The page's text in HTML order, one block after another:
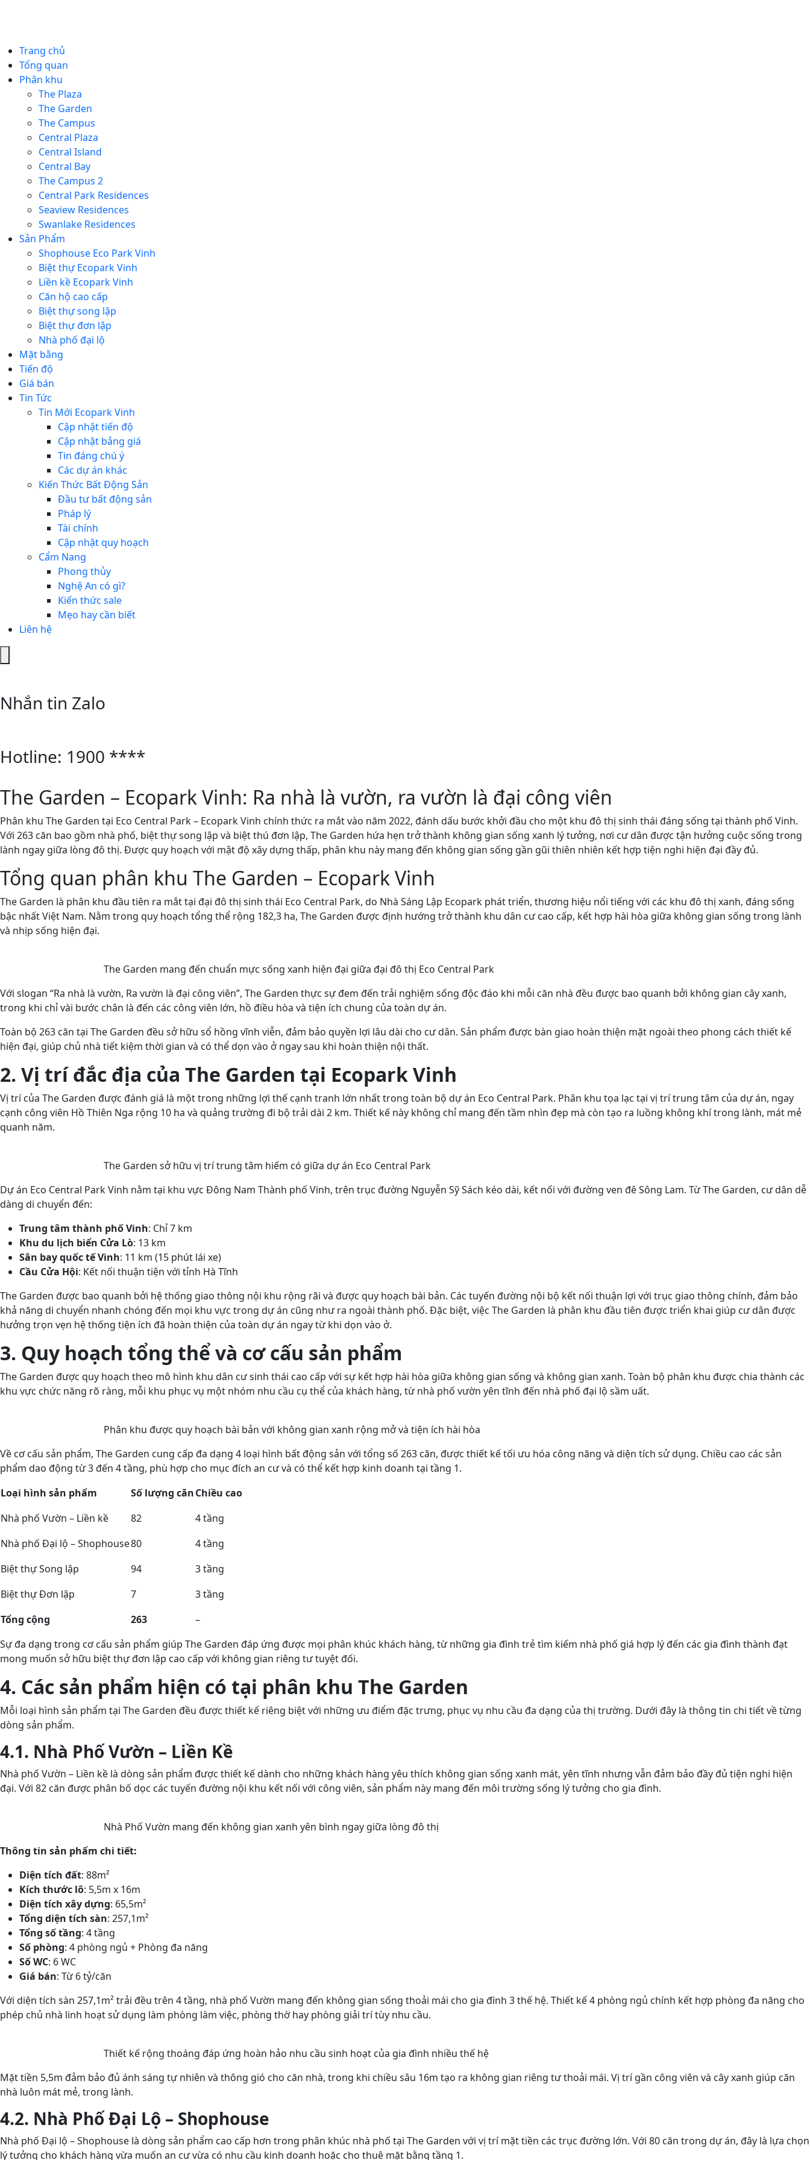
Trang chủ
Tổng quan
Phân khu
The Plaza
The Garden
The Campus
Central Plaza
Central Island
Central Bay
The Campus 2
Central Park Residences
Seaview Residences
Swanlake Residences
Sản Phẩm
Shophouse Eco Park Vinh
Biệt thự Ecopark Vinh
Liền kề Ecopark Vinh
Căn hộ cao cấp
Biệt thự song lập
Biệt thự đơn lập
Nhà phố đại lộ
Mặt bằng
Tiến độ
Giá bán
Tin Tức
Tin Mới Ecopark Vinh
Cập nhật tiến độ
Cập nhật bảng giá
Tin đáng chú ý
Các dự án khác
Kiến Thức Bất Động Sản
Đầu tư bất động sản
Pháp lý
Tài chính
Cập nhật quy hoạch
Cẩm Nang
Phong thủy
Nghệ An có gì?
Kiến thức sale
Mẹo hay cần biết
Liên hệ
Nhắn tin Zalo
Hotline: 1900 ****
The Garden – Ecopark Vinh: Ra nhà là vườn, ra vườn là đại công viên
Phân khu The Garden tại Eco Central Park – Ecopark Vinh chính thức ra mắt vào năm 2022, đánh dấu bước khởi đầu cho một khu đô thị sinh thái đáng sống tại thành phố Vinh.
Với 263 căn bao gồm nhà phố, biệt thự song lập và biệt thú đơn lập, The Garden hứa hẹn trở thành không gian sống xanh lý tưởng, nơi cư dân được tận hưởng cuộc sống trong
lành ngay giữa lòng đô thị. Được quy hoạch với mật độ xây dựng thấp, phân khu này mang đến không gian sống gần gũi thiên nhiên kết hợp tiện nghi hiện đại đầy đủ.
Tổng quan phân khu The Garden – Ecopark Vinh
The Garden là phân khu đầu tiên ra mắt tại đại đô thị sinh thái Eco Central Park, do Nhà Sáng Lập Ecopark phát triển, thương hiệu nổi tiếng với các khu đô thị xanh, đáng sống
bậc nhất Việt Nam. Nằm trong quy hoạch tổng thể rộng 182,3 ha, The Garden được định hướng trở thành khu dân cư cao cấp, kết hợp hài hòa giữa không gian sống trong lành
và nhịp sống hiện đại.
The Garden mang đến chuẩn mực sống xanh hiện đại giữa đại đô thị Eco Central Park
Với slogan “Ra nhà là vườn, Ra vườn là đại công viên”, The Garden thực sự đem đến trải nghiệm sống độc đáo khi mỗi căn nhà đều được bao quanh bởi không gian cây xanh,
trong khi chỉ vài bước chân là đến các công viên lớn, hồ điều hòa và tiện ích chung của toàn dự án.
Toàn bộ 263 căn tại The Garden đều sở hữu sổ hồng vĩnh viễn, đảm bảo quyền lợi lâu dài cho cư dân. Sản phẩm được bàn giao hoàn thiện mặt ngoài theo phong cách thiết kế
hiện đại, giúp chủ nhà tiết kiệm thời gian và có thể dọn vào ở ngay sau khi hoàn thiện nội thất.
2. Vị trí đắc địa của The Garden tại Ecopark Vinh
Vị trí của The Garden được đánh giá là một trong những lợi thế cạnh tranh lớn nhất trong toàn bộ dự án Eco Central Park. Phân khu tọa lạc tại vị trí trung tâm của dự án, ngay
cạnh công viên Hồ Thiên Nga rộng 10 ha và quảng trường đi bộ trải dài 2 km. Thiết kế này không chỉ mang đến tầm nhìn đẹp mà còn tạo ra luồng không khí trong lành, mát mẻ
quanh năm.
The Garden sở hữu vị trí trung tâm hiếm có giữa dự án Eco Central Park
Dự án Eco Central Park Vinh nằm tại khu vực Đông Nam Thành phố Vinh, trên trục đường Nguyễn Sỹ Sách kéo dài, kết nối với đường ven đê Sông Lam. Từ The Garden, cư dân dễ
dàng di chuyển đến:
Trung tâm thành phố Vinh: Chỉ 7 km
Khu du lịch biển Cửa Lò: 13 km
Sân bay quốc tế Vinh: 11 km (15 phút lái xe)
Cầu Cửa Hội: Kết nối thuận tiện với tỉnh Hà Tĩnh
The Garden được bao quanh bởi hệ thống giao thông nội khu rộng rãi và được quy hoạch bài bản. Các tuyến đường nội bộ kết nối thuận lợi với trục giao thông chính, đảm bảo
khả năng di chuyển nhanh chóng đến mọi khu vực trong dự án cũng như ra ngoài thành phố. Đặc biệt, việc The Garden là phân khu đầu tiên được triển khai giúp cư dân được
hưởng trọn vẹn hệ thống tiện ích đã hoàn thiện của toàn dự án ngay từ khi dọn vào ở.
3. Quy hoạch tổng thể và cơ cấu sản phẩm
The Garden được quy hoạch theo mô hình khu dân cư sinh thái cao cấp với sự kết hợp hài hòa giữa không gian sống và không gian xanh. Toàn bộ phân khu được chia thành các
khu vực chức năng rõ ràng, mỗi khu phục vụ một nhóm nhu cầu cụ thể của khách hàng, từ nhà phố vườn yên tĩnh đến nhà phố đại lộ sầm uất.
Phân khu được quy hoạch bài bản với không gian xanh rộng mở và tiện ích hài hòa
Về cơ cấu sản phẩm, The Garden cung cấp đa dạng 4 loại hình bất động sản với tổng số 263 căn, được thiết kế tối ưu hóa công năng và diện tích sử dụng. Chiều cao các sản
phẩm dao động từ 3 đến 4 tầng, phù hợp cho mục đích an cư và có thể kết hợp kinh doanh tại tầng 1.
Loại hình sản phẩm
Số lượng cănChiều cao
Nhà phố Vườn – Liền kề
82
4 tầng
Nhà phố Đại lộ – Shophouse80
4 tầng
Biệt thự Song lập
94
3 tầng
Biệt thự Đơn lập
7
3 tầng
Tổng cộng
263
–
Sự đa dạng trong cơ cấu sản phẩm giúp The Garden đáp ứng được mọi phân khúc khách hàng, từ những gia đình trẻ tìm kiếm nhà phố giá hợp lý đến các gia đình thành đạt
mong muốn sở hữu biệt thự đơn lập cao cấp với không gian riêng tư tuyệt đối.
4. Các sản phẩm hiện có tại phân khu The Garden
Mỗi loại hình sản phẩm tại The Garden đều được thiết kế riêng biệt với những ưu điểm đặc trưng, phục vụ nhu cầu đa dạng của thị trường. Dưới đây là thông tin chi tiết về từng
dòng sản phẩm.
4.1. Nhà Phố Vườn – Liền Kề
Nhà phố Vườn – Liền kề là dòng sản phẩm được thiết kế dành cho những khách hàng yêu thích không gian sống xanh mát, yên tĩnh nhưng vẫn đảm bảo đầy đủ tiện nghi hiện
đại. Với 82 căn được phân bố dọc các tuyến đường nội khu kết nối với công viên, sản phẩm này mang đến môi trường sống lý tưởng cho gia đình.
Nhà Phố Vườn mang đến không gian xanh yên bình ngay giữa lòng đô thị
Thông tin sản phẩm chi tiết:
Diện tích đất: 88m²
Kích thước lô: 5,5m x 16m
Diện tích xây dựng: 65,5m²
Tổng diện tích sàn: 257,1m²
Tổng số tầng: 4 tầng
Số phòng: 4 phòng ngủ + Phòng đa năng
Số WC: 6 WC
Giá bán: Từ 6 tỷ/căn
Với diện tích sàn 257,1m² trải đều trên 4 tầng, nhà phố Vườn mang đến không gian sống thoải mái cho gia đình 3 thế hệ. Thiết kế 4 phòng ngủ chính kết hợp phòng đa năng cho
phép chủ nhà linh hoạt sử dụng làm phòng làm việc, phòng thờ hay phòng giải trí tùy nhu cầu.
Thiết kế rộng thoáng đáp ứng hoàn hảo nhu cầu sinh hoạt của gia đình nhiều thế hệ
Mặt tiền 5,5m đảm bảo đủ ánh sáng tự nhiên và thông gió cho căn nhà, trong khi chiều sâu 16m tạo ra không gian riêng tư thoải mái. Vị trí gần công viên và cây xanh giúp căn
nhà luôn mát mẻ, trong lành.
4.2. Nhà Phố Đại Lộ – Shophouse
Nhà phố Đại lộ – Shophouse là dòng sản phẩm cao cấp hơn trong phân khúc nhà phố tại The Garden với vị trí mặt tiền các trục đường lớn. Với 80 căn trong dự án, đây là lựa chọn
lý tưởng cho khách hàng vừa muốn an cư vừa có nhu cầu kinh doanh hoặc cho thuê mặt bằng tầng 1.